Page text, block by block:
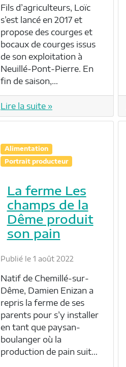
Fils d’agriculteurs, Loïc
s’est lancé en 2017 et
propose des courges et
bocaux de courges issus
de son exploitation à
Neuillé-Pont-Pierre. En
fin de saison,…
Lire la suite »
Alimentation
Portrait producteur
La ferme Les
champs de la
Dême produit
son pain
Publié le 1 août 2022
Natif de Chemillé-sur-
Dême, Damien Enizan a
repris la ferme de ses
parents pour s’y installer
en tant que paysan-
boulanger où la
production de pain suit…